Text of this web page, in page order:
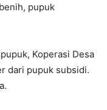
pupuk
Koperasi Desa
dari pupuk subsidi.